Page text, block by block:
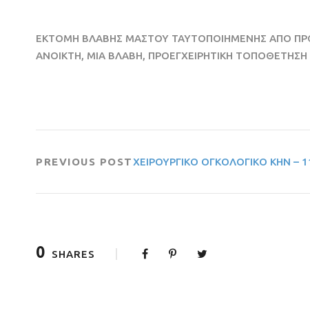
ΕΚΤΟΜΗ ΒΛΑΒΗΣ ΜΑΣΤΟΥ ΤΑΥΤΟΠΟΙΗΜΕΝΗΣ ΑΠΟ
ΑΝΟΙΚΤΗ, ΜΙΑ ΒΛΑΒΗ, ΠΡΟΕΓΧΕΙΡΗΤΙΚΗ
PREVIOUS POSTΧΕΙΡΟΥΡΓΙΚΟ ΟΓΚΟΛΟΓΙΚΟ ΚΗΝ –
0 SHARES